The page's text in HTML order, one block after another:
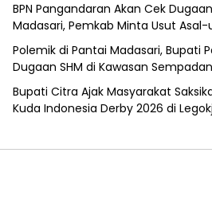
BPN Pangandaran Akan Cek
Madasari, Pemkab Minta Usut
Polemik di Pantai Madasari, Bupati
Dugaan SHM di Kawasan
Bupati Citra Ajak Masyarakat
Kuda Indonesia Derby 2026 di